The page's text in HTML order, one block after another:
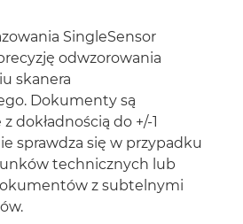
SingleSensor
odwzorowania
skanera
Dokumenty są
dokładnością do +/-1
sprawdza się w przypadku
technicznych lub
z subtelnymi